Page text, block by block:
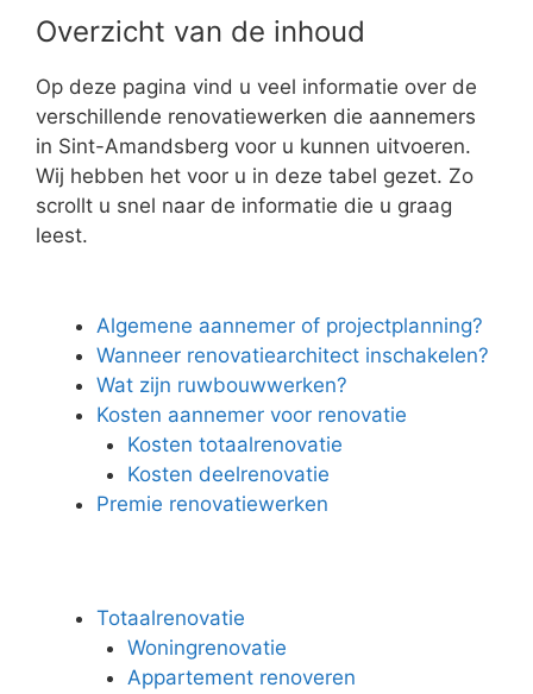
Overzicht van de inhoud
Op deze pagina vind u veel informatie over de
verschillende renovatiewerken die aannemers
in Sint-Amandsberg voor u kunnen uitvoeren.
Wij hebben het voor u in deze tabel gezet. Zo
scrollt u snel naar de informatie die u graag
leest.
Algemene aannemer of projectplanning?
Wanneer renovatiearchitect inschakelen?
Wat zijn ruwbouwwerken?
Kosten aannemer voor renovatie
Kosten totaalrenovatie
Kosten deelrenovatie
Premie renovatiewerken
Totaalrenovatie
Woningrenovatie
Appartement renoveren